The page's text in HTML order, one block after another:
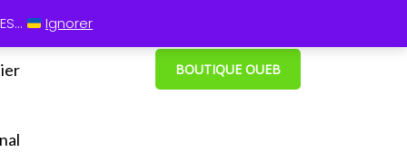
60
BOUTIQUE OUEB
Ignorer